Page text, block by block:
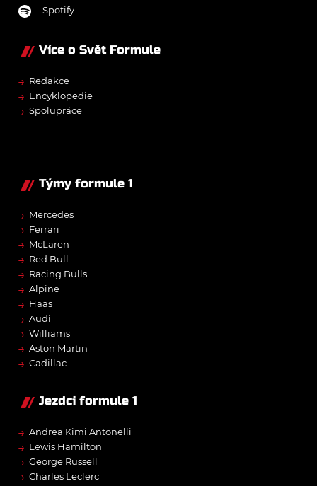
Spotify
Více o Svět Formule
→ Redakce
→ Encyklopedie
→ Spolupráce
Týmy formule 1
→ Mercedes
→ Ferrari
→ McLaren
→ Red Bull
→ Racing Bulls
→ Alpine
→ Haas
→ Audi
→ Williams
→ Aston Martin
→ Cadillac
Jezdci formule 1
→ Andrea Kimi Antonelli
→ Lewis Hamilton
→ George Russell
→ Charles Leclerc